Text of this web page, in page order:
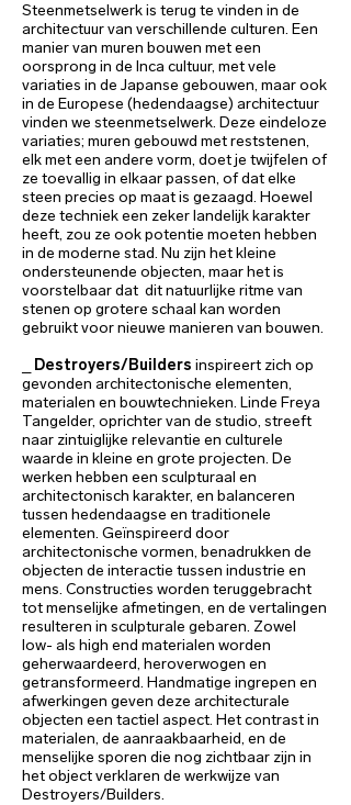
Steenmetselwerk is terug te vinden in de
architectuur van verschillende culturen. Een
manier van muren bouwen met een
oorsprong in de Inca cultuur, met vele
variaties in de Japanse gebouwen, maar ook
in de Europese (hedendaagse) architectuur
vinden we steenmetselwerk. Deze eindeloze
variaties; muren gebouwd met reststenen,
elk met een andere vorm, doet je twijfelen of
ze toevallig in elkaar passen, of dat elke
steen precies op maat is gezaagd. Hoewel
deze techniek een zeker landelijk karakter
heeft, zou ze ook potentie moeten hebben
in de moderne stad. Nu zijn het kleine
ondersteunende objecten, maar het is
voorstelbaar dat dit natuurlijke ritme van
stenen op grotere schaal kan worden
gebruikt voor nieuwe manieren van bouwen.
Destroyers/Builders inspireert zich op
gevonden architectonische elementen,
materialen en bouwtechnieken. Linde Freya
Tangelder, oprichter van de studio, streeft
naar zintuiglijke relevantie en culturele
waarde in kleine en grote projecten. De
werken hebben een sculpturaal en
architectonisch karakter, en balanceren
tussen hedendaagse en traditionele
elementen. Geïnspireerd door
architectonische vormen, benadrukken de
objecten de interactie tussen industrie en
mens. Constructies worden teruggebracht
tot menselijke afmetingen, en de vertalingen
resulteren in sculpturale gebaren. Zowel
low- als high end materialen worden
geherwaardeerd, heroverwogen en
getransformeerd. Handmatige ingrepen en
afwerkingen geven deze architecturale
objecten een tactiel aspect. Het contrast in
materialen, de aanraakbaarheid, en de
menselijke sporen die nog zichtbaar zijn in
het object verklaren de werkwijze van
Destroyers/Builders.